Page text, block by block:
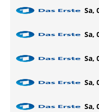
Sa,
Sa,
Sa,
Sa,
Sa,